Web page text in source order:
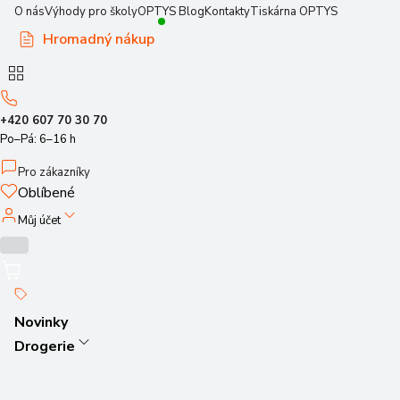
O násVýhody pro školyOPTYS BlogKontaktyTiskárna OPTYS
Hromadný nákup
+420 607 70 30 70
Po–Pá: 6–16 h
Pro zákazníky
Oblíbené
Můj účet
Novinky
Drogerie